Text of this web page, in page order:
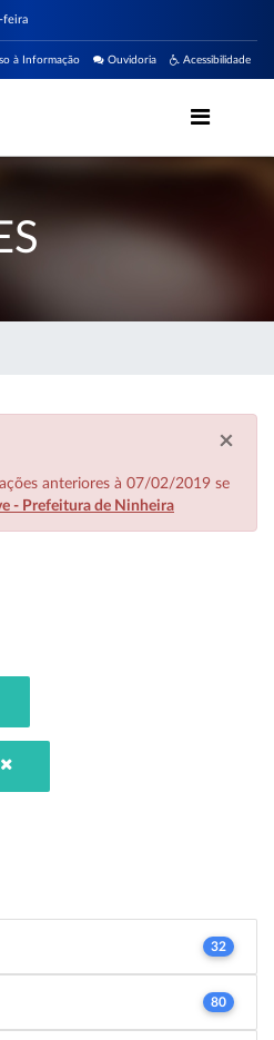
feira
Acessibilidade
Ouvidoria
à Informação
×
anteriores à 07/02/2019 se
- Prefeitura de Ninheira
32
80